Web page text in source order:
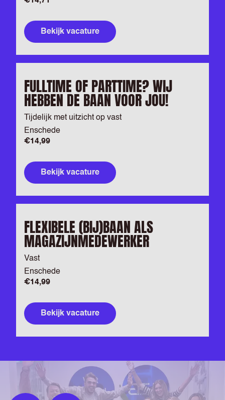
Bekijk vacature
FULLTIME OF PARTTIME? WIJ
HEBBEN DE BAAN VOOR JOU!
Tijdelijk met uitzicht op vast
Enschede
€14,99
Bekijk vacature
FLEXIBELE (BIJ)BAAN ALS
MAGAZIJNMEDEWERKER
Vast
Enschede
€14,99
Bekijk vacature